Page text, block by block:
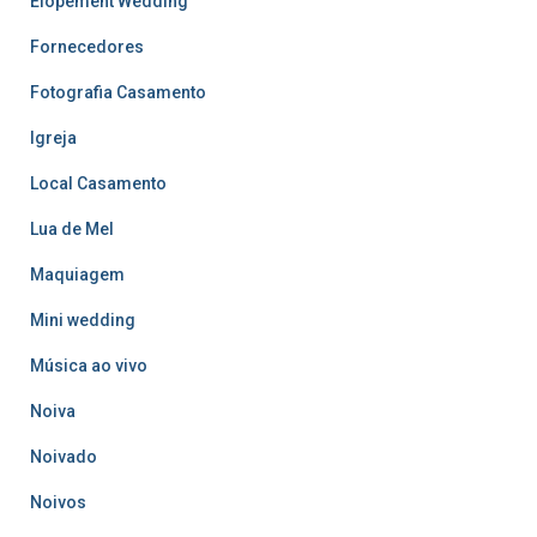
Fornecedores
Fotografia Casamento
Igreja
Local Casamento
Lua de Mel
Maquiagem
Mini wedding
Música ao vivo
Noiva
Noivado
Noivos